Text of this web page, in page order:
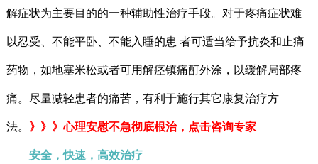
解症状为主要目的的一种辅助性治疗手段。对于疼痛症状难
以忍受、不能平卧、不能入睡的患 者可适当给予抗炎和止痛
药物，如地塞米松或者可用解痉镇痛酊外涂，以缓解局部疼
痛。尽量减轻患者的痛苦，有利于施行其它康复治疗方
法。 》》》心理安慰不急彻底根治，点击咨询专家
安全，快速，高效治疗